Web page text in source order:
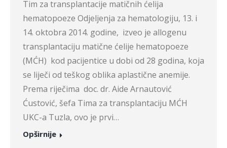
Tim za transplantacije matičnih ćelija
hematopoeze Odjeljenja za hematologiju, 13. i
14. oktobra 2014. godine, izveo je allogenu
transplantaciju matične ćelije hematopoeze
(MĆH) kod pacijentice u dobi od 28 godina, koja
se liječi od teškog oblika aplastične anemije.
Prema riječima doc. dr. Aide Arnautović
Ćustović, šefa Tima za transplantaciju MĆH
UKC-a Tuzla, ovo je prvi…
Opširnije